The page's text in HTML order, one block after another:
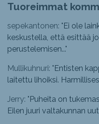
Tuoreimmat
sepekantonen: "Ei ole
keskustella, että esittää
perustelemisen..."
Mullikuhnuri: "Entisten
laitettu lihoiksi.
Jerry: "Puheita on
Eilen juuri valtakunnan